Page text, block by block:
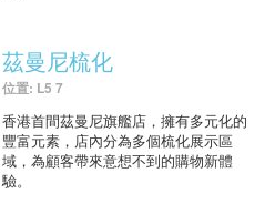
茲曼尼梳化
位置: L5 7
香港首間茲曼尼旗艦店，擁有多元化的
豐富元素，店內分為多個梳化展示區
域，為顧客帶來意想不到的購物新體
驗。